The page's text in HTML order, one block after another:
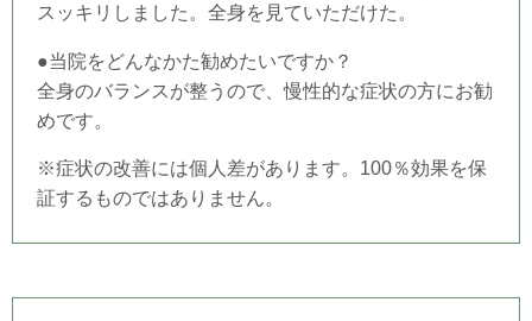
スッキリしました。全身を見ていただけた。
●当院をどんなかた勧めたいですか？
全身のバランスが整うので、慢性的な症状の方にお勧
めです。
※症状の改善には個人差があります。100％効果を保
証するものではありません。